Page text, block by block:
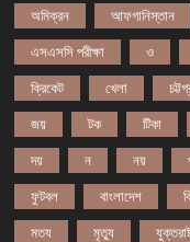
অমিক্রন আফগানিস্তান
এসএসসি পরীক্ষা ও
ক্রিকেট খেলা
জয় টক টিকা
দয় ন নয়
ফুটবল বাংলাদেশ
মতয মৃত্যু